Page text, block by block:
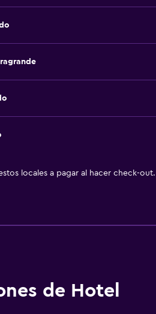
locales a pagar al hacer check-out.
de Hotel